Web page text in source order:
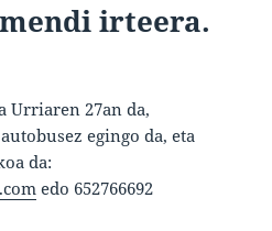
irteera.
Urriaren 27an da,
egingo da, eta
da:
edo 652766692